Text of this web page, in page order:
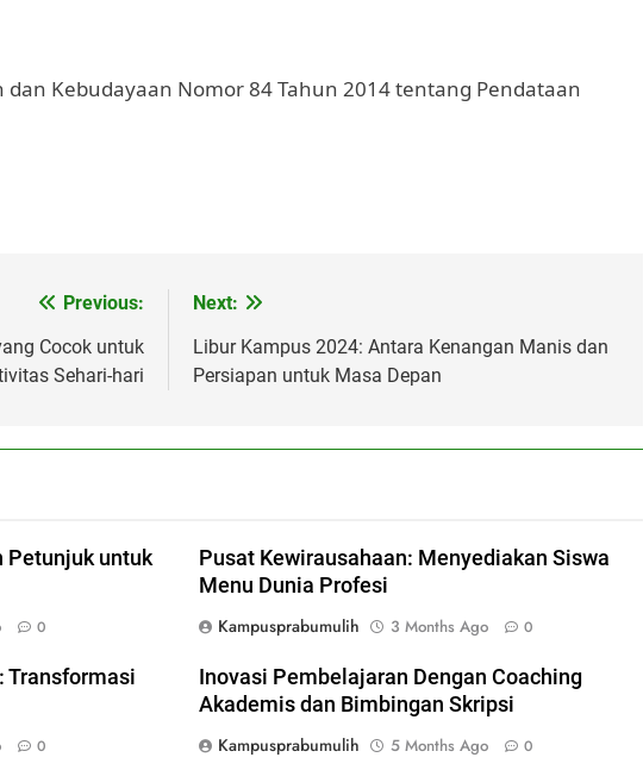
Kebudayaan Nomor 84 Tahun 2014 tentang Pendataan
Previous:
Cocok untuk
Sehari-hari
Next:
Libur Kampus 2024: Antara Kenangan Manis dan
Persiapan untuk Masa Depan
Petunjuk untuk
0
Pusat Kewirausahaan: Menyediakan Siswa
Menu Dunia Profesi
Kampusprabumulih
3 Months Ago 0
Transformasi
0
Inovasi Pembelajaran Dengan Coaching
Akademis dan Bimbingan Skripsi
Kampusprabumulih
5 Months Ago 0